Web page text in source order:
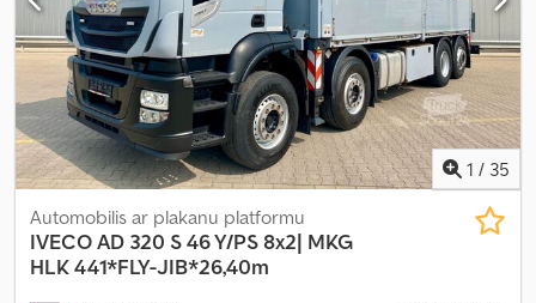
1 / 35
Automobilis ar plakanu platformu
IVECOAD 320 S 46 Y/PS 8x2| MKG
HLK 441*FLY-JIB*26,40m